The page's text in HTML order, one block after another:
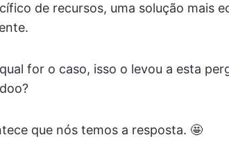
de recursos, uma solução mais
for o caso, isso o levou a esta
que nós temos a resposta. 🤩